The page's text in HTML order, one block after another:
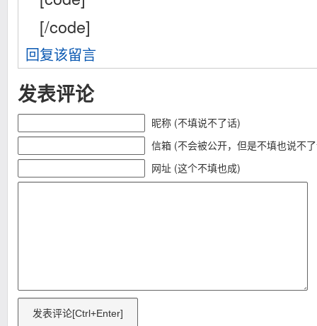
[/code]
回复该留言
发表评论
昵称 (不填说不了话)
信箱 (不会被公开，但是不填也说不
网址 (这个不填也成)